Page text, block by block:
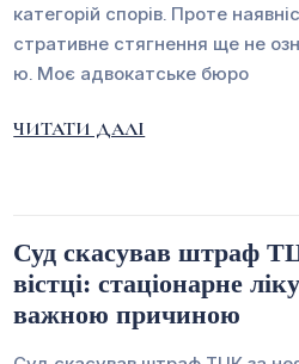
категорій спорів. Проте
стративне стягнення ще не
ю. Моє адвокатське бюро
ЧИТАТИ ДАЛІ
Суд скасував штраф
вістці: стаціонарне
важною причиною